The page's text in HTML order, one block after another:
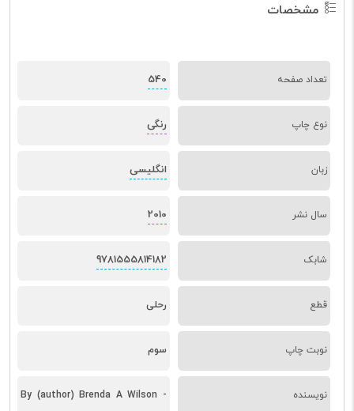
مشخصات
تعداد صفحه 540
نوع چاپ رنگی
زبان انگلیسی
سال نشر 2010
شابک 9781555814182
قطع رحلی
نوبت چاپ سوم
نویسنده By (author) Brenda A Wilson -